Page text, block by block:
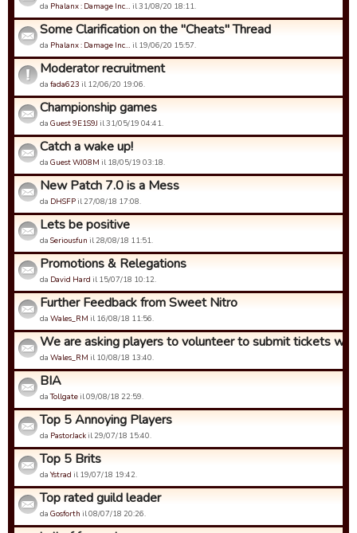
da Phalanx : Damage Inc… il 31/08/20 18:11.
Some Clarification on the "Cheats" Thread
da Phalanx : Damage Inc… il 19/06/20 15:57.
Moderator recruitment
da fada623 il 12/06/20 19:06.
Championship games
da Guest 9E1S9J il 31/05/19 04:41.
Catch a wake up!
da Guest WJ08M il 18/05/19 03:18.
New Patch 7.0 is a Mess
da DHSFPil 27/08/18 17:08.
Lets be positive
da Seriousfun il 28/08/18 11:51.
Promotions & Relegations
da David Hard il 15/07/18 10:12.
Further Feedback from Sweet Nitro
da Wales_RM il 16/08/18 11:56.
We are asking players to volunteer to submit tickets
da Wales_RM il 10/08/18 13:40.
BIA
daTollgateil 09/08/18 22:59.
Top 5 Annoying Players
da PastorJackil 29/07/18 15:40.
Top 5 Brits
da Ystrad il 19/07/18 19:42.
Top rated guild leader
da Gosforth il 08/07/18 20:26.